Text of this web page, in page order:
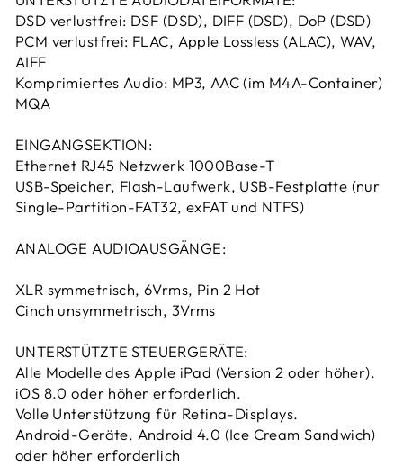
DSD verlustfrei: DSF (DSD), DIFF (DSD), DoP (DSD)
PCM verlustfrei: FLAC, Apple Lossless (ALAC), WAV,
AIFF
Komprimiertes Audio: MP3, AAC (im M4A-Container)
MQA
EINGANGSEKTION:
Ethernet RJ45 Netzwerk 1000Base-T
USB-Speicher, Flash-Laufwerk, USB-Festplatte (nur
Single-Partition-FAT32, exFAT und NTFS)
ANALOGE AUDIOAUSGÄNGE:
XLR symmetrisch, 6Vrms, Pin 2 Hot
Cinch unsymmetrisch, 3Vrms
UNTERSTÜTZTE STEUERGERÄTE:
Alle Modelle des Apple iPad (Version 2 oder höher).
iOS 8.0 oder höher erforderlich.
Volle Unterstützung für Retina-Displays.
Android-Geräte. Android 4.0 (Ice Cream Sandwich)
oder höher erforderlich